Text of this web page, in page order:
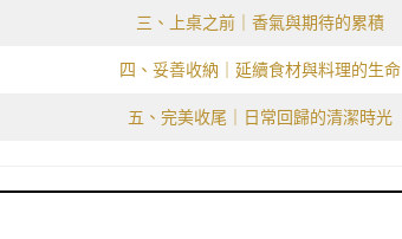
三、上桌之前｜香氣與期待的累積
四、妥善收納｜延續食材與料理的生命
五、完美收尾｜日常回歸的清潔時光